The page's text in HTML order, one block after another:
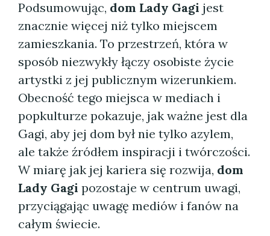
Podsumowując, dom Lady Gagi jest
znacznie więcej niż tylko miejscem
zamieszkania. To przestrzeń, która w
sposób niezwykły łączy osobiste życie
artystki z jej publicznym wizerunkiem.
Obecność tego miejsca w mediach i
popkulturze pokazuje, jak ważne jest dla
Gagi, aby jej dom był nie tylko azylem,
ale także źródłem inspiracji i twórczości.
W miarę jak jej kariera się rozwija, dom
Lady Gagi pozostaje w centrum uwagi,
przyciągając uwagę mediów i fanów na
całym świecie.